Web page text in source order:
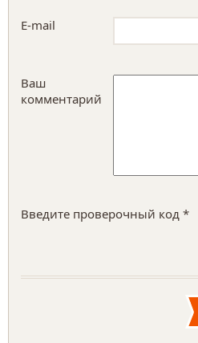
E-mail
Ваш
комментарий
Введите проверочный код *